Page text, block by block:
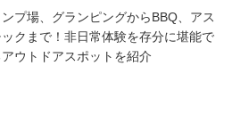
プ場、グランピングからBBQ、アス
ックまで！非日常体験を存分に堪能で
アウトドアスポットを紹介